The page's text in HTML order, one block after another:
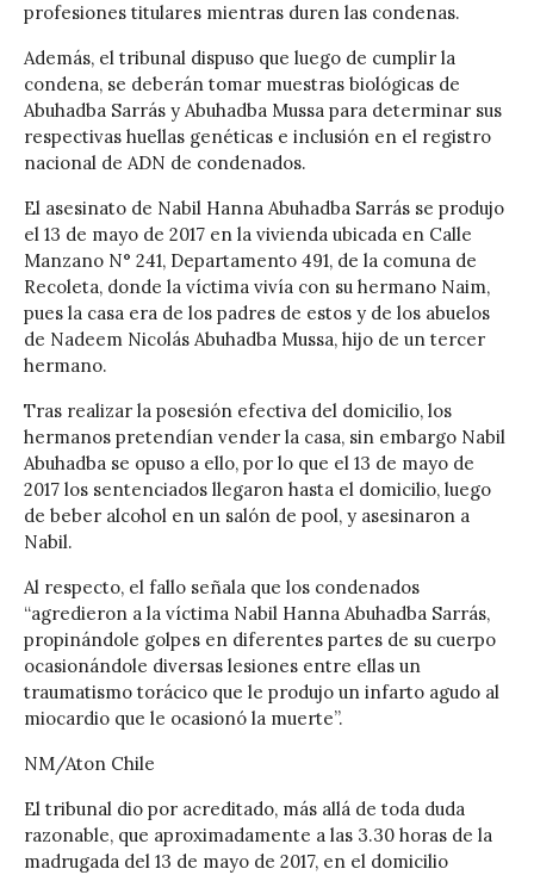
profesiones titulares mientras duren las condenas.
Además, el tribunal dispuso que luego de cumplir la
condena, se deberán tomar muestras biológicas de
Abuhadba Sarrás y Abuhadba Mussa para determinar sus
respectivas huellas genéticas e inclusión en el registro
nacional de ADN de condenados.
El asesinato de Nabil Hanna Abuhadba Sarrás se produjo
el 13 de mayo de 2017 en la vivienda ubicada en Calle
Manzano N° 241, Departamento 491, de la comuna de
Recoleta, donde la víctima vivía con su hermano Naim,
pues la casa era de los padres de estos y de los abuelos
de Nadeem Nicolás Abuhadba Mussa, hijo de un tercer
hermano.
Tras realizar la posesión efectiva del domicilio, los
hermanos pretendían vender la casa, sin embargo Nabil
Abuhadba se opuso a ello, por lo que el 13 de mayo de
2017 los sentenciados llegaron hasta el domicilio, luego
de beber alcohol en un salón de pool, y asesinaron a
Nabil.
Al respecto, el fallo señala que los condenados
“agredieron a la víctima Nabil Hanna Abuhadba Sarrás,
propinándole golpes en diferentes partes de su cuerpo
ocasionándole diversas lesiones entre ellas un
traumatismo torácico que le produjo un infarto agudo al
miocardio que le ocasionó la muerte”.
NM/Aton Chile
El tribunal dio por acreditado, más allá de toda duda
razonable, que aproximadamente a las 3.30 horas de la
madrugada del 13 de mayo de 2017, en el domicilio